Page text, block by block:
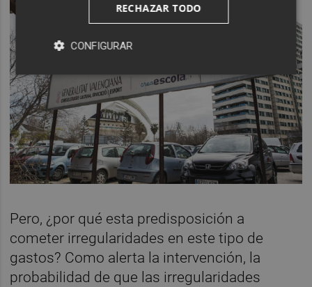
Pero, ¿por qué esta predisposición a
cometer irregularidades en este tipo de
gastos? Como alerta la intervención, la
probabilidad de que las irregularidades
RECHAZAR TODO
CONFIGURAR